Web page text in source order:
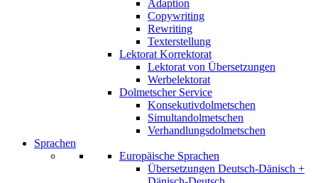
Adaption
Copywriting
Rewriting
Texterstellung
Lektorat Korrektorat
Lektorat von Übersetzungen
Werbelektorat
Dolmetscher Service
Konsekutivdolmetschen
Simultandolmetschen
Verhandlungsdolmetschen
Sprachen
Europäische Sprachen
Übersetzungen Deutsch-Dänisch +